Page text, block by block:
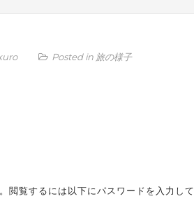
Posted in 旅の様子
覧するには以下にパスワードを入力して